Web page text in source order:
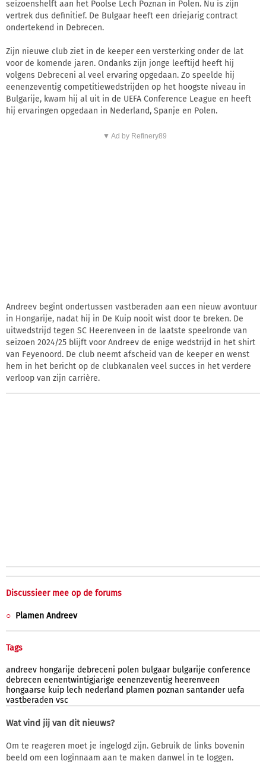
seizoenshelft aan het Poolse Lech Poznan in Polen. Nu is zijn
vertrek dus definitief. De Bulgaar heeft een driejarig contract
ondertekend in Debrecen.
Zijn nieuwe club ziet in de keeper een versterking onder de lat
voor de komende jaren. Ondanks zijn jonge leeftijd heeft hij
volgens Debreceni al veel ervaring opgedaan. Zo speelde hij
eenenzeventig competitiewedstrijden op het hoogste niveau in
Bulgarije, kwam hij al uit in de UEFA Conference League en heeft
hij ervaringen opgedaan in Nederland, Spanje en Polen.
▼ Ad by Refinery89
Andreev begint ondertussen vastberaden aan een nieuw avontuur
in Hongarije, nadat hij in De Kuip nooit wist door te breken. De
uitwedstrijd tegen SC Heerenveen in de laatste speelronde van
seizoen 2024/25 blijft voor Andreev de enige wedstrijd in het shirt
van Feyenoord. De club neemt afscheid van de keeper en wenst
hem in het bericht op de clubkanalen veel succes in het verdere
verloop van zijn carrière.
Discussieer mee op de forums
Plamen Andreev
Tags
andreev hongarije debreceni polen bulgaar bulgarije conference
debrecen eenentwintigjarige eenenzeventig heerenveen
hongaarse kuip lech nederland plamen poznan santander uefa
vastberaden vsc
Wat vind jij van dit nieuws?
Om te reageren moet je ingelogd zijn. Gebruik de links bovenin
beeld om een loginnaam aan te maken danwel in te loggen.